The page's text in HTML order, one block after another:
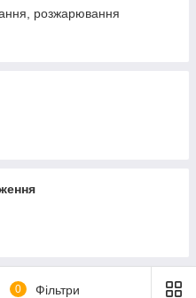
розжарювання
0 Фільтри